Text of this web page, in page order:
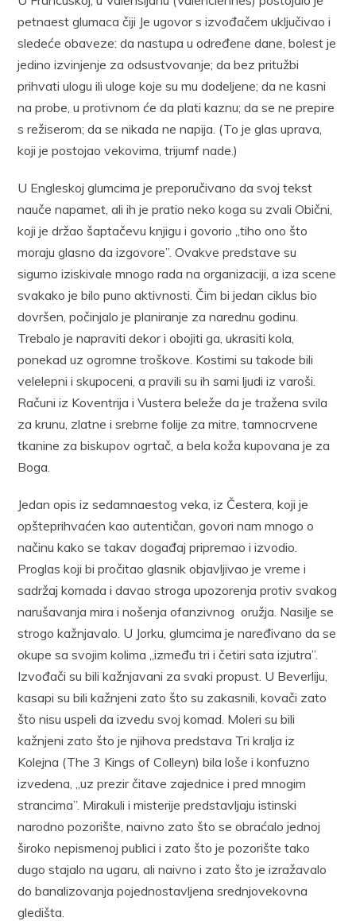
petnaest glumaca čiji Je ugovor s izvođačem uključivao i
sledeće obaveze: da nastupa u određene dane, bolest je
jedino izvinjenje za odsustvovanje; da bez pritužbi
prihvati ulogu ili uloge koje su mu dodeljene; da ne kasni
na probe, u protivnom će da plati kaznu; da se ne prepire
s režiserom; da se nikada ne napija. (To je glas uprava,
koji je postojao vekovima, trijumf nade.)
U Engleskoj glumcima je preporučivano da svoj tekst
nauče napamet, ali ih je pratio neko koga su zvali Obični,
koji je držao šaptačevu knjigu i govorio „tiho ono što
moraju glasno da izgovore”. Ovakve predstave su
sigurno iziskivale mnogo rada na organizaciji, a iza scene
svakako je bilo puno aktivnosti. Čim bi jedan ciklus bio
dovršen, počinjalo je planiranje za narednu godinu.
Trebalo je napraviti dekor i obojiti ga, ukrasiti kola,
ponekad uz ogromne troškove. Kostimi su takode bili
velelepni i skupoceni, a pravili su ih sami ljudi iz varoši.
Računi iz Koventrija i Vustera beleže da je tražena svila
za krunu, zlatne i srebrne folije za mitre, tamnocrvene
tkanine za biskupov ogrtač, a bela koža kupovana je za
Boga.
Jedan opis iz sedamnaestog veka, iz Čestera, koji je
opšteprihvaćen kao autentičan, govori nam mnogo o
načinu kako se takav događaj pripremao i izvodio.
Proglas koji bi pročitao glasnik objavljivao je vreme i
sadržaj komada i davao stroga upozorenja protiv svakog
narušavanja mira i nošenja ofanzivnog oružja. Nasilje se
strogo kažnjavalo. U Jorku, glumcima je naređivano da se
okupe sa svojim kolima „između tri i četiri sata izjutra”.
Izvođači su bili kažnjavani za svaki propust. U Beverliju,
kasapi su bili kažnjeni zato što su zakasnili, kovači zato
što nisu uspeli da izvedu svoj komad. Moleri su bili
kažnjeni zato što je njihova predstava Tri kralja iz
Kolejna (The 3 Kings of Colleyn) bila loše i konfuzno
izvedena, ,,uz prezir čitave zajednice i pred mnogim
strancima”. Mirakuli i misterije predstavljaju istinski
narodno pozorište, naivno zato što se obraćalo jednoj
široko nepismenoj publici i zato što je pozorište tako
dugo stajalo na ugaru, ali naivno i zato što je izražavalo
do banalizovanja pojednostavljena srednjovekovna
gledišta.